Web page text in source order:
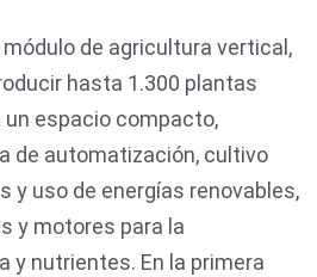
de agricultura vertical,
hasta 1.300 plantas
espacio compacto,
de automatización, cultivo
y uso de energías renovables,
y motores para la
y nutrientes. En la primera